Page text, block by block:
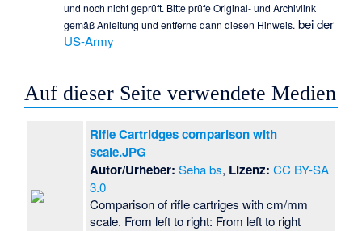
und noch nicht geprüft. Bitte prüfe Original- und Archivlink
gemäßAnleitung und entferne dann diesen Hinweis. bei der
US-Army
Auf dieser Seite verwendete Medien
Rifle Cartridges comparison with
scale.JPG
Autor/Urheber: Seha bs, Lizenz: CC BY-SA
3.0
Comparison of rifle cartriges with cm/mm
scale. From left to right: From left to right